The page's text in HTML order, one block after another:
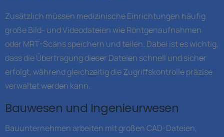
Zusätzlich müssen medizinische Einrichtungen häufig
große Bild- und Videodateien wie Röntgenaufnahmen
oder MRT-Scans speichern und teilen. Dabei ist es wichtig,
dass die Übertragung dieser Dateien schnell und sicher
erfolgt, während gleichzeitig die Zugriffskontrolle präzise
verwaltet werden kann.
Bauwesen und Ingenieurwesen
Bauunternehmen arbeiten mit großen CAD-Dateien,